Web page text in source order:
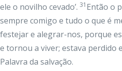
ele o novilho cevado’. 31 Então o
sempre comigo e tudo o que é
festejar e alegrar-nos, porque
e tornou a viver; estava perdido
Palavra da salvação.